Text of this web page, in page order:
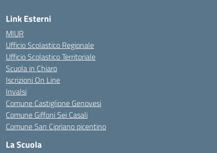
Link Esterni
MIUR
Ufficio Scolastico Regionale
Ufficio Scolastico Territoriale
Scuola in Chiaro
Iscrizioni On Line
Invalsi
Comune Castiglione Genovesi
Comune Giffoni Sei Casali
Comune San Cipriano picentino
La Scuola